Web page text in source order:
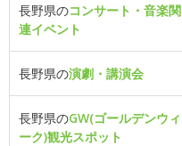
長野県のコンサート・音楽関
連イベント
長野県の演劇・講演会
長野県のGW(ゴールデンウィ
ーク)観光スポット